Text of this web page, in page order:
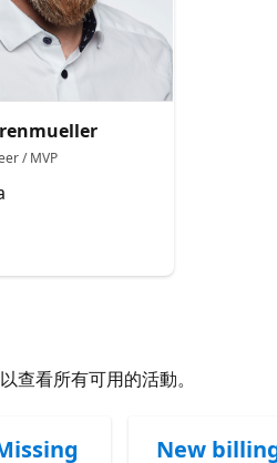
/ MVP
以查看所有可用的活動。
New